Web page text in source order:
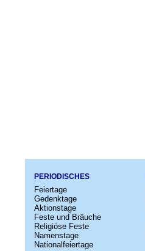
PERIODISCHES
Feiertage
Gedenktage
Aktionstage
Feste und Bräuche
Religiöse Feste
Namenstage
Nationalfeiertage